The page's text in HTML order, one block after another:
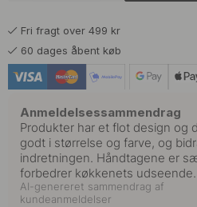
Fri fragt over 499 kr
60 dages åbent køb
Anmeldelsessammendrag
Produkter har et flot design og
godt i størrelse og farve, og
indretningen. Håndtagene er
forbedrer køkkenets udseende.
AI-genereret sammendrag af
kundeanmeldelser